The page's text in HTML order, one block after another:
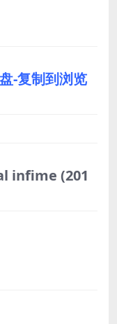
-复制到浏览
infime (201